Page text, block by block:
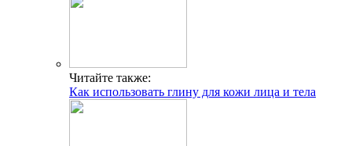
Читайте также:
Как использовать глину для кожи лица и тела